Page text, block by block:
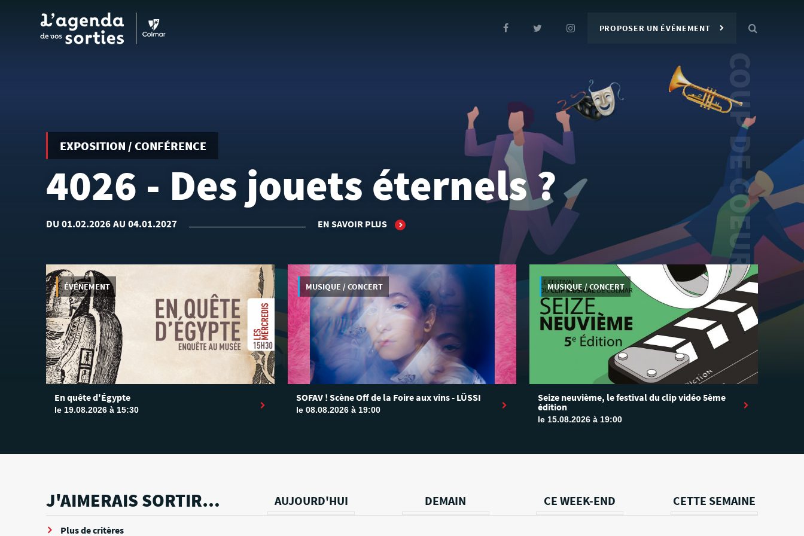
PROPOSER UN ÉVÉNEMENT
EXPOSITION / CONFÉRENCE
4026 - Des jouets éternels ?
DU 01.02.2026 AU 04.01.2027 EN SAVOIR PLUS
ÉVÉNEMENT
En quête d'Égypte
le 19.08.2026 à 15:30
MUSIQUE / CONCERT
SOFAV ! Scène Off de la Foire aux vins - LÜSSI
le 08.08.2026 à 19:00
MUSIQUE / CONCERT
Seize neuvième, le festival du clip vidéo 5ème
édition
le 15.08.2026 à 19:00
J'AIMERAIS SORTIR… AUJOURD'HUI DEMAIN CE WEEK-END CETTE SEMAINE
Plus de critères